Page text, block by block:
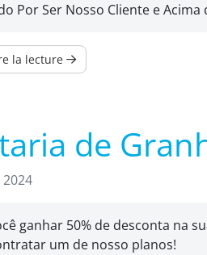
Por Ser Nosso Cliente e Acima
la lecture
de
ganhar 50% de desconta na
um de nosso planos!